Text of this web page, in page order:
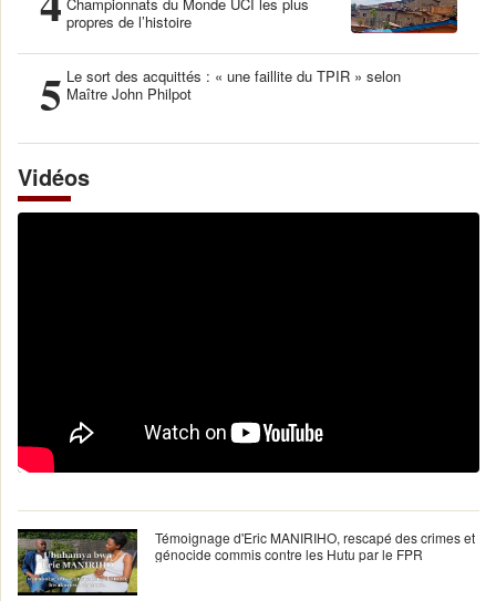
Championnats du Monde UCI les plus
propres de l’histoire
5 Le sort des acquittés : « une faillite du TPIR » selon
Maître John Philpot
Vidéos
Témoignage d'Eric MANIRIHO, rescapé des crimes et
génocide commis contre les Hutu par le FPR